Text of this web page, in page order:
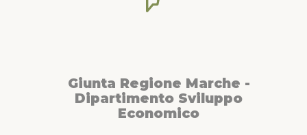
Giunta Regione Marche -
Dipartimento Sviluppo
Economico